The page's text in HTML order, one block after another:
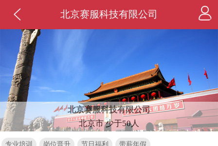
北京赛服科技有限公司
北京赛服科技有限公司
北京市 少于50人
专业培训 岗位晋升 节日福利 带薪年假